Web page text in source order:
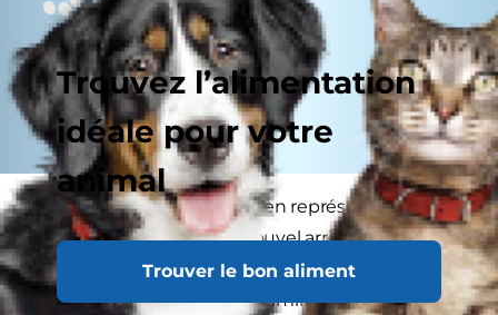
Trouvez l’alimentation
idéale pour votre
animal
Trouver le bon aliment
L’arrivée d’un nouveau chien représente un
grand changement. Le nouvel arrivant est pour
l’instant tout heureux, entouré de l’amour et de
l’attention de sa nouvelle famille.